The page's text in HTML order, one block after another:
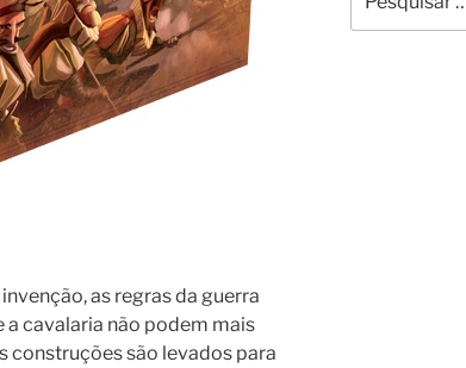
as regras da guerra
cavalaria não podem mais
construções são levados para
por: